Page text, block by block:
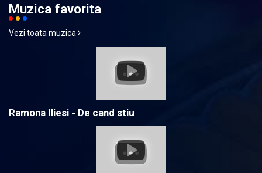
Muzica favorita
Vezi toata muzica
Ramona Iliesi - De cand stiu